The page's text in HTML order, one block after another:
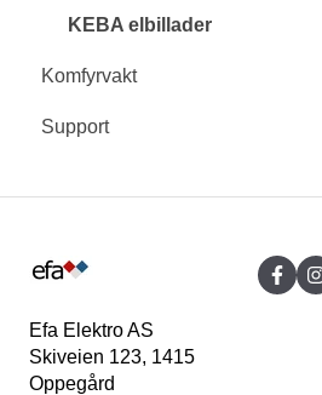
KEBA elbillader
Komfyrvakt
Innohome EVO komfyrvakt
Innohome SGK510
Innohome SGK500
Innohome SGK300
Support
Efa Elektro AS
Skiveien 123, 1415
Oppegård